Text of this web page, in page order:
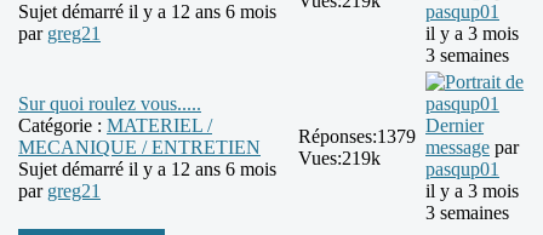
Sujet démarré il y a 12 ans 6 mois
par greg21
pasqup01
il y a 3 mois
3 semaines
Sur quoi roulez vous.....
Catégorie : MATERIEL /
MECANIQUE / ENTRETIEN
Sujet démarré il y a 12 ans 6 mois
par greg21
Réponses:1379
Vues:219k
Dernier
message par
pasqup01
il y a 3 mois
3 semaines